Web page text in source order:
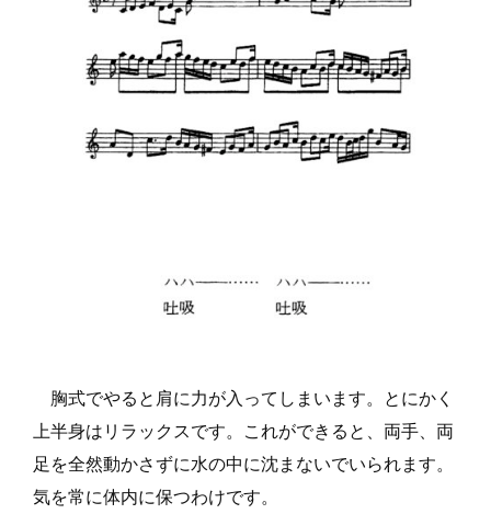
胸式でやると肩に力が入ってしまいます。とにかく
上半身はリラックスです。これができると、両手、両
足を全然動かさずに水の中に沈まないでいられます。
気を常に体内に保つわけです。